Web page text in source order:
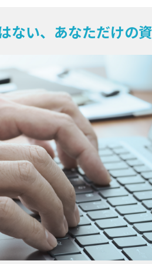
ない、あなただけの